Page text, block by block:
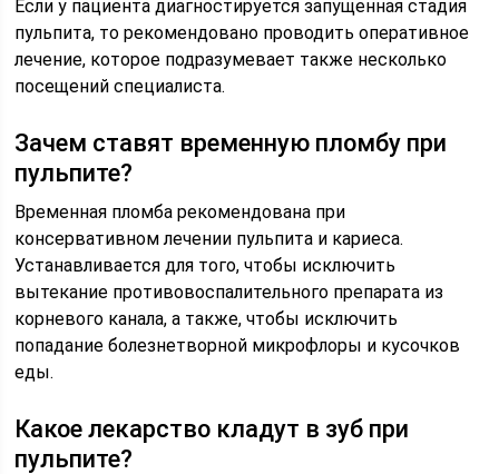
Если у пациента диагностируется запущенная стадия
пульпита, то рекомендовано проводить оперативное
лечение, которое подразумевает также несколько
посещений специалиста.
Зачем ставят временную пломбу при
пульпите?
Временная пломба рекомендована при
консервативном лечении пульпита и кариеса.
Устанавливается для того, чтобы исключить
вытекание противовоспалительного препарата из
корневого канала, а также, чтобы исключить
попадание болезнетворной микрофлоры и кусочков
еды.
Какое лекарство кладут в зуб при
пульпите?